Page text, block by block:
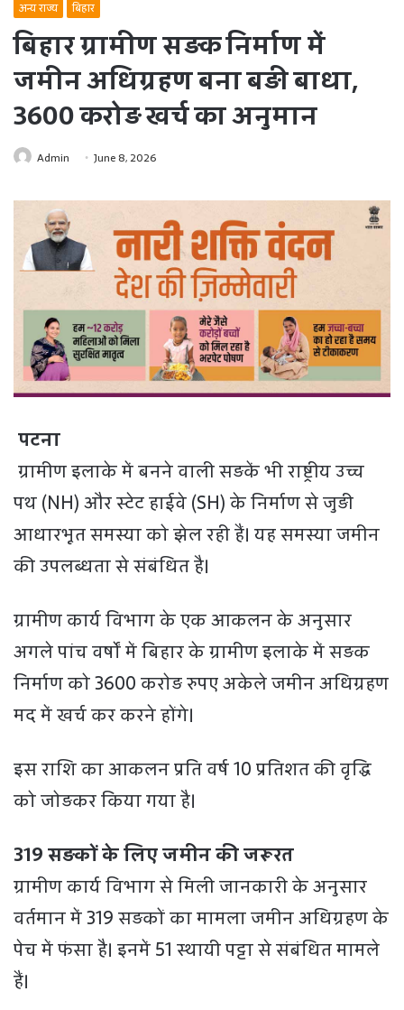
अन्य राज्य बिहार
बिहार ग्रामीण सड़क निर्माण में
जमीन अधिग्रहण बना बड़ी बाधा,
3600 करोड़ खर्च का अनुमान
Admin June 8, 2026
पटना
ग्रामीण इलाके में बनने वाली सड़कें भी राष्ट्रीय उच्च
पथ (NH) और स्टेट हाईवे (SH) के निर्माण से जुड़ी
आधारभूत समस्या को झेल रही हैं। यह समस्या जमीन
की उपलब्धता से संबंधित है।
ग्रामीण कार्य विभाग के एक आकलन के अनुसार
अगले पांच वर्षों में बिहार के ग्रामीण इलाके में सड़क
निर्माण को 3600 करोड़ रुपए अकेले जमीन अधिग्रहण
मद में खर्च कर करने होंगे।
इस राशि का आकलन प्रति वर्ष 10 प्रतिशत की वृद्धि
को जोड़कर किया गया है।
319 सड़कों के लिए जमीन की जरूरत
ग्रामीण कार्य विभाग से मिली जानकारी के अनुसार
वर्तमान में 319 सड़कों का मामला जमीन अधिग्रहण के
पेच में फंसा है। इनमें 51 स्थायी पट्टा से संबंधित मामले
हैं।